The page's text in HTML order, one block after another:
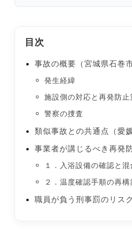
目次
事故の概要（宮城県石巻市
発生経緯
施設側の対応と再発防止
警察の捜査
類似事故との共通点（愛
事業者が講じるべき再発
１．入浴設備の確認と
２．温度確認手順の再構
職員が負う刑事罰のリスク